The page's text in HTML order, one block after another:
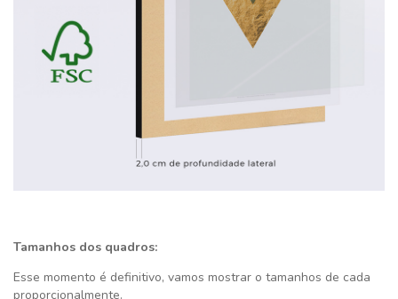
Tamanhos dos quadros:
Esse momento é definitivo, vamos mostrar o tamanhos de cada
proporcionalmente.